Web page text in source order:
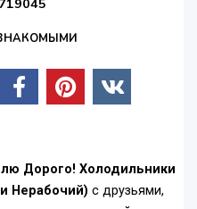
Дорого! Холодильники
Нерабочий) с друзьями,